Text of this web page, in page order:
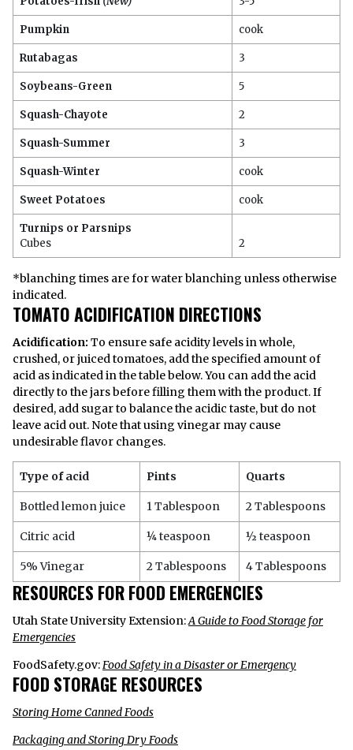
Pumpkin cook
Rutabagas 3
Soybeans-Green 5
Squash-Chayote 2
Squash-Summer 3
Squash-Winter cook
Sweet Potatoes cook
Turnips or Parsnips
Cubes
2
*blanching times are for water blanching unless otherwise
indicated.
TOMATO ACIDIFICATION DIRECTIONS
Acidification: To ensure safe acidity levels in whole,
crushed, or juiced tomatoes, add the specified amount of
acid as indicated in the table below. You can add the acid
directly to the jars before filling them with the product. If
desired, add sugar to balance the acidic taste, but do not
leave acid out. Note that using vinegar may cause
undesirable flavor changes.
Type of acid Pints Quarts
Bottled lemon juice 1 Tablespoon 2 Tablespoons
Citric acid ¼ teaspoon ½ teaspoon
5% Vinegar 2 Tablespoons 4 Tablespoons
RESOURCES FOR FOOD EMERGENCIES
Utah State University Extension:A Guide to Food Storage for
Emergencies
FoodSafety.gov:Food Safety in a Disaster or Emergency
FOOD STORAGE RESOURCES
Storing Home Canned Foods
Packaging and Storing Dry Foods